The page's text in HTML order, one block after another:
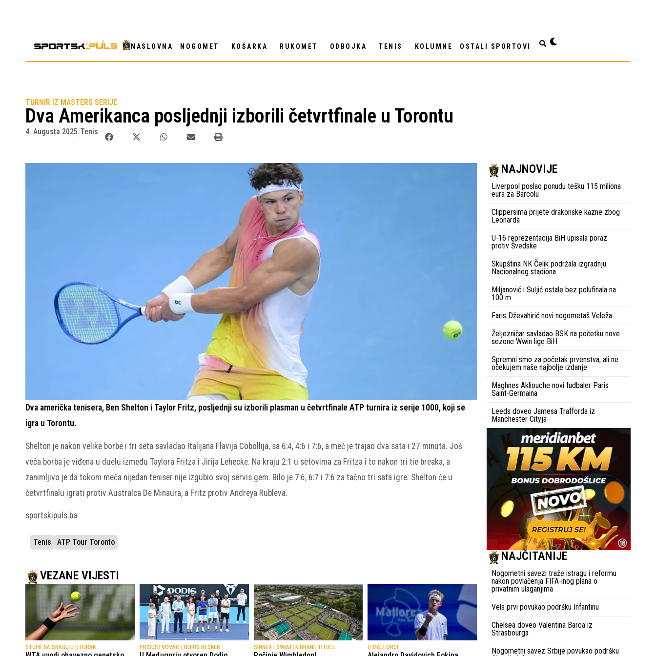
NASLOVNA NOGOMET KOŠARKA RUKOMET ODBOJKA TENIS KOLUMNE OSTALI SPORTOVI
TURNIR IZ MASTERS SERIJE
Dva Amerikanca posljednji izborili četvrtfinale u Torontu
4. Augusta 2025.Tenis
Dva američka tenisera, Ben Shelton i Taylor Fritz, posljednji su izborili plasman u četvrtfinale ATP turnira iz serije 1000, koji se
igra u Torontu.
Shelton je nakon velike borbe i tri seta savladao Italijana Flavija Cobollija, sa 6:4, 4:6 i 7:6, a meč je trajao dva sata i 27 minuta. Još
veća borba je viđena u duelu između Taylora Fritza i Jirija Lehecke. Na kraju 2:1 u setovima za Fritza i to nakon tri tie breaka, a
zanimljivo je da tokom meča nijedan teniser nije izgubio svoj servis gem. Bilo je 7:6, 6:7 i 7:6 za tačno tri sata igre. Shelton će u
četvrtfinalu igrati protiv Australca De Minaura, a Fritz protiv Andreya Rubleva.
sportskipuls.ba
Tenis ATP Tour Toronto
VEZANE VIJESTI
STUPA NA SNAGU U UTORAK PRISUSTVOVAO I BORIS BECKER SINNER I SWIATEK BRANE TITULE U MALLORCI
NAJNOVIJE
Liverpool poslao ponudu tešku 115 miliona
eura za Barcolu
Clippersima prijete drakonske kazne zbog
Leonarda
U-16 reprezentacija BiH upisala poraz
protiv Švedske
Skupština NK Čelik podržala izgradnju
Nacionalnog stadiona
Miljanović i Suljić ostale bez polufinala na
100 m
Faris Dževahirić novi nogometaš Veleža
Željezničar savladao BSK na početku nove
sezone Wwin lige BiH
Spremni smo za početak prvenstva, ali ne
očekujem naše najbolje izdanje
Maghnes Akliouche novi fudbaler Paris
Saint-Germaina
Leeds doveo Jamesa Trafforda iz
Manchester Cityja
NAJČITANIJE
Nogometni savezi traže istragu i reformu
nakon povlačenja FIFA-inog plana o
privatnim ulaganjima
Vels prvi povukao podršku Infantinu
Chelsea doveo Valentina Barca iz
Strasbourga
Nogometni savez Srbije povukao podršku